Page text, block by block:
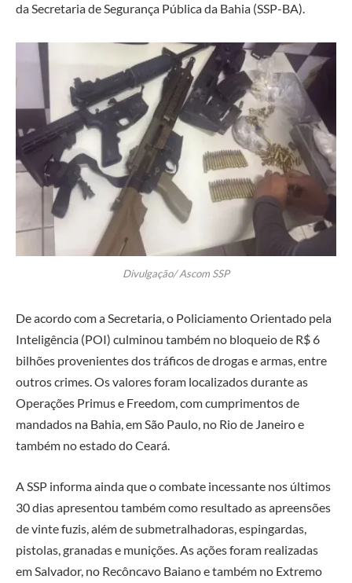
da Secretaria de Segurança Pública da Bahia (SSP-BA).
Divulgação/ Ascom SSP
De acordo com a Secretaria, o Policiamento Orientado pela
Inteligência (POI) culminou também no bloqueio de R$ 6
bilhões provenientes dos tráficos de drogas e armas, entre
outros crimes. Os valores foram localizados durante as
Operações Primus e Freedom, com cumprimentos de
mandados na Bahia, em São Paulo, no Rio de Janeiro e
também no estado do Ceará.
A SSP informa ainda que o combate incessante nos últimos
30 dias apresentou também como resultado as apreensões
de vinte fuzis, além de submetralhadoras, espingardas,
pistolas, granadas e munições. As ações foram realizadas
em Salvador, no Recôncavo Baiano e também no Extremo